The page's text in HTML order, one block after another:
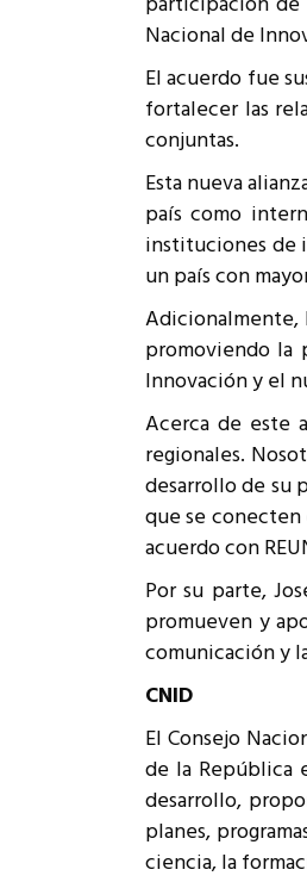
Cumplimiento
Nacional de
El acuerdo fue
fortalecer las
conjuntas.
Esta nueva
país como
instituciones de
un país con
Adicionalmente,
promoviendo la
Innovación y el
Acerca de este
regionales.
desarrollo de su
que se conecten
acuerdo con
Por su parte,
promueven y
comunicación y
CNID
El Consejo
de la República
desarrollo,
planes,
ciencia, la